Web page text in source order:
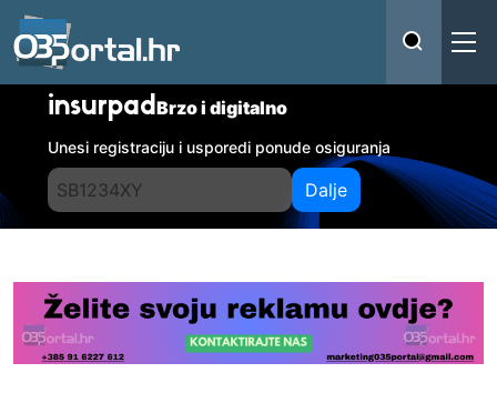
insurpadBrzo i digitalno
Unesi registraciju i usporedi ponude osiguranja
Dalje